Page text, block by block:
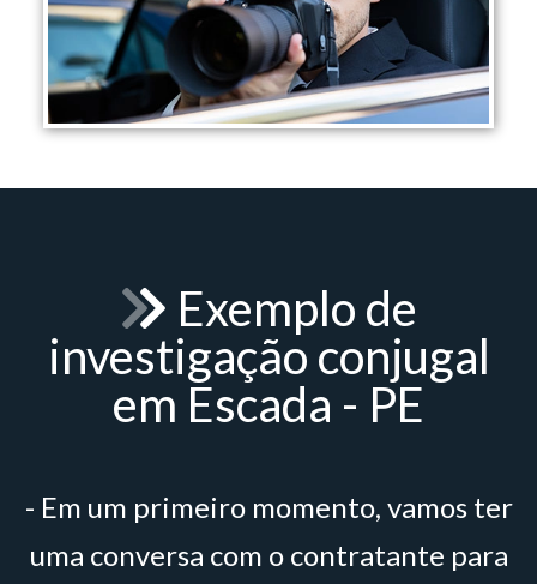
Exemplo de
investigação conjugal
em Escada - PE
- Em um primeiro momento, vamos ter
uma conversa com o contratante para